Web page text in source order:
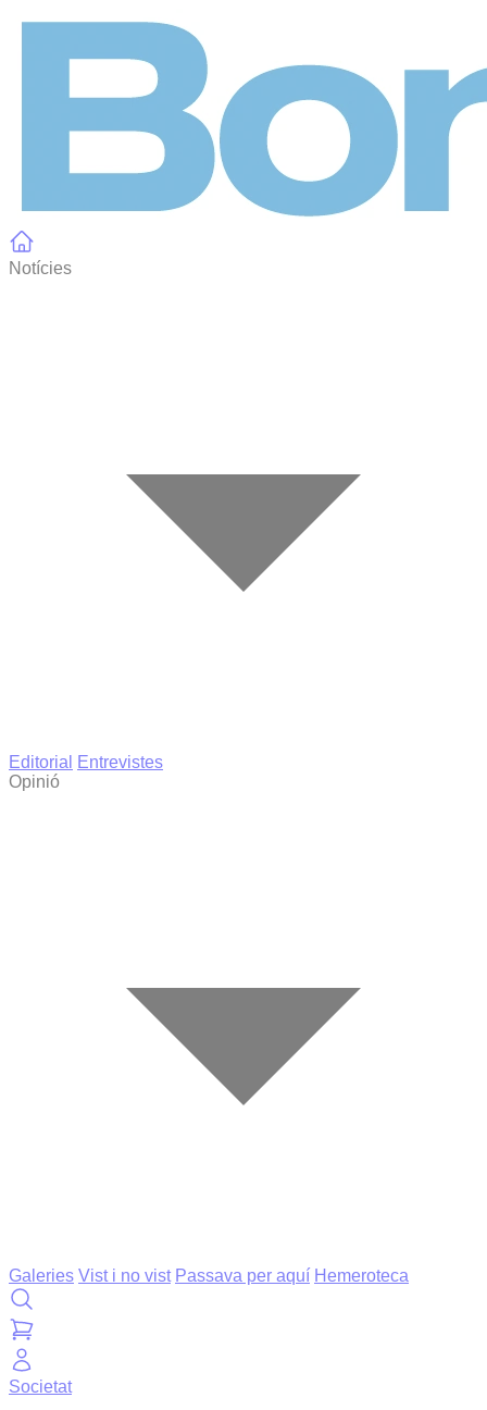
Notícies
Editorial
Entrevistes
Opinió
Galeries Vist i no vist Passava per aquí Hemeroteca
Societat